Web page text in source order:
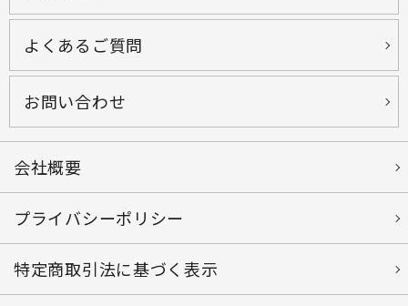
よくあるご質問
お問い合わせ
会社概要
プライバシーポリシー
特定商取引法に基づく表示